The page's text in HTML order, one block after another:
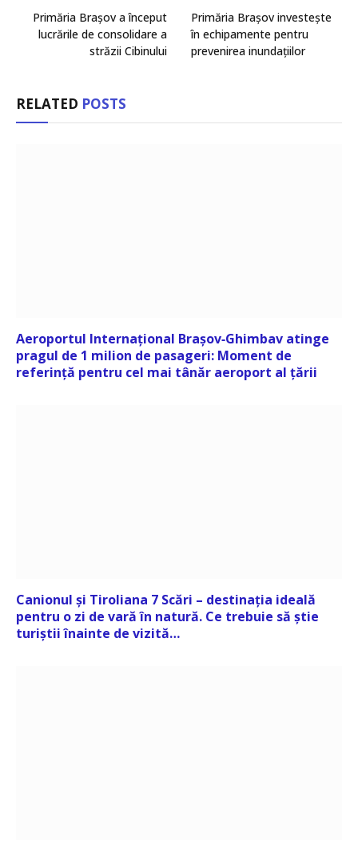
Primăria Brașov a început
lucrările de consolidare a
străzii Cibinului
Primăria Brașov investește
în echipamente pentru
prevenirea inundațiilor
RELATED POSTS
Aeroportul Internațional Brașov‑Ghimbav atinge
pragul de 1 milion de pasageri: Moment de
referință pentru cel mai tânăr aeroport al țării
Canionul și Tiroliana 7 Scări – destinația ideală
pentru o zi de vară în natură. Ce trebuie să știe
turiștii înainte de vizită…